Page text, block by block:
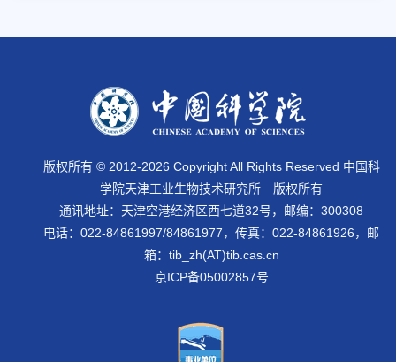
版权所有 © 2012-2026 Copyright All Rights Reserved 中国科
学院天津工业生物技术研究所 版权所有
通讯地址：天津空港经济区西七道32号，邮编：300308
电话：022-84861997/84861977，传真：022-84861926，邮
箱：tib_zh(AT)tib.cas.cn
京ICP备05002857号